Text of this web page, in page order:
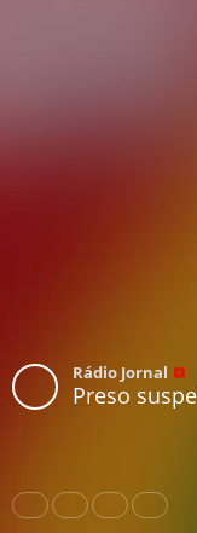
Rádio Jornal
Preso suspeito de
Share Like